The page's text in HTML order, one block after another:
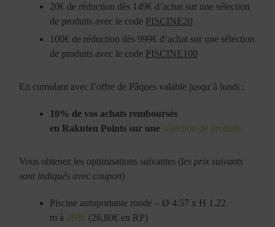
20€ de réduction dès 149€ d’achat sur une sélection
de produits avec le code PISCINE20
100€ de réduction dès 999€ d’achat sur une sélection
de produits avec le code PISCINE100
En cumulant avec l’offre de Pâques valable jusqu’à lundi :
10% de vos achats remboursés
en Rakuten Points sur une sélection de produits
Vous obtenez les optimisations suivantes (les prix suivants
sont indiqués avec coupon)
Piscine autoportante ronde – Ø 4.57 x H 1.22
m à 268€ (26,80€ en RP)